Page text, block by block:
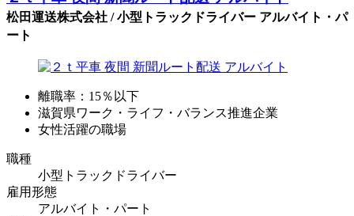
松田運送株式会社 / 小型トラックドライバー アルバイト・パ
ート
離職率：15％以下
滋賀県ワーク・ライフ・バランス推進企業
女性活躍の職場
職種
小型トラックドライバー
雇用形態
アルバイト・パート